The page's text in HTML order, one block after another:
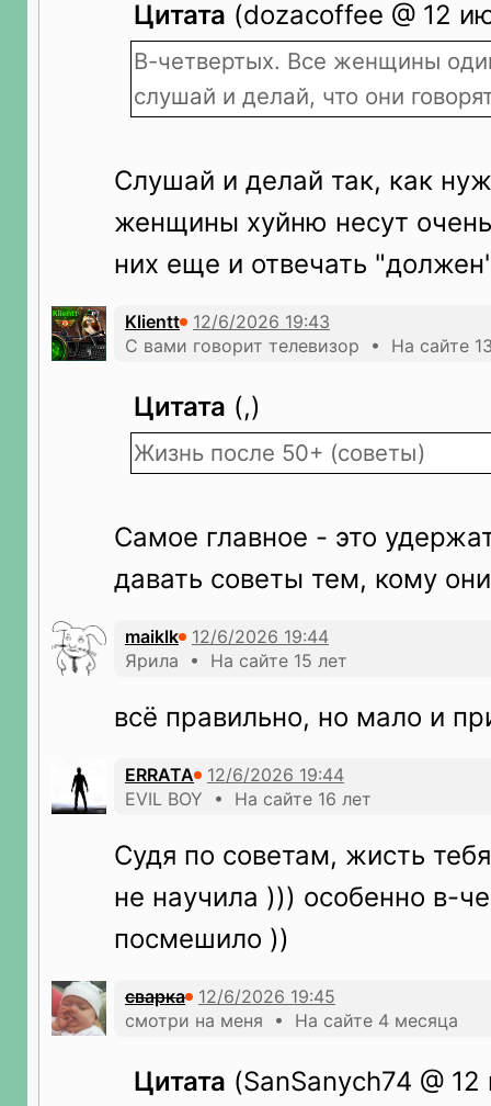
Цитата (dozacoffee @ 12
В-четвертых. Все женщины
слушай и делай, что они
Слушай и делай так, как
женщины хуйню несут
них еще и отвечать
Klientt
С вами говорит телевизор • На сайте
Цитата (,)
Жизнь после 50+ (советы)
Самое главное - это
давать советы тем, кому
maiklk
Ярила • На сайте 15 лет
всё правильно, но мало и
ERRATA
EVIL BOY • На сайте 16 лет
Судя по советам, жисть
не научила ))) особенно в-
посмешило ))
сварка
смотри на меня • На сайте 4 месяца
Цитата (SanSanych74 @